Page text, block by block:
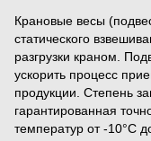
Крановые весы
статического
разгрузки краном.
ускорить процесс
продукции. Степень
гарантированная
температур от -10°С